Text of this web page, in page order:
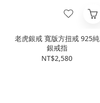
老虎銀戒 寬版方扭戒 925純
銀戒指
NT$2,580